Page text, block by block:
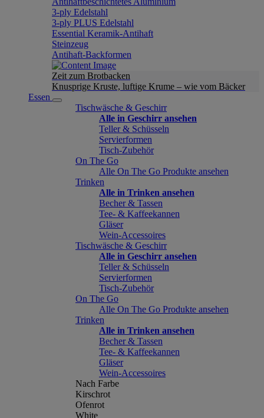
3-ply Edelstahl
3-ply PLUS Edelstahl
Essential Keramik-Antihaft
Steinzeug
Antihaft-Backformen
Zeit zum Brotbacken
Knusprige Kruste, luftige Krume – wie vom Bäcker
Essen
Tischwäsche & Geschirr
Alle in Geschirr ansehen
Teller & Schüsseln
Servierformen
Tisch-Zubehör
On The Go
Alle On The Go Produkte ansehen
Trinken
Alle in Trinken ansehen
Becher & Tassen
Tee- & Kaffeekannen
Gläser
Wein-Accessoires
Tischwäsche & Geschirr
Alle in Geschirr ansehen
Teller & Schüsseln
Servierformen
Tisch-Zubehör
On The Go
Alle On The Go Produkte ansehen
Trinken
Alle in Trinken ansehen
Becher & Tassen
Tee- & Kaffeekannen
Gläser
Wein-Accessoires
Nach Farbe
Kirschrot
Ofenrot
White